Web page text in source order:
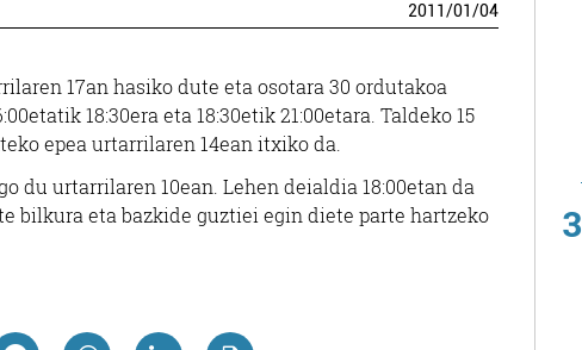
2011/01/04
17an hasiko dute eta osotara 30 ordutakoa
18:30era eta 18:30etik 21:00etara. Taldeko 15
epea urtarrilaren 14ean itxiko da.
du urtarrilaren 10ean. Lehen deialdia 18:00etan da
bilkura eta bazkide guztiei egin diete parte hartzeko
3